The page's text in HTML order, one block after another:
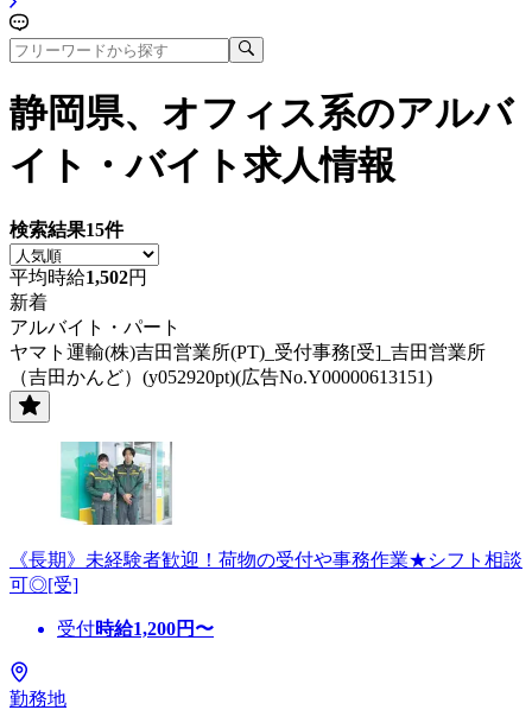
静岡県、オフィス系のアルバ
イト・バイト求人情報
検索結果15件
平均時給1,502円
新着
アルバイト・パート
ヤマト運輸(株)吉田営業所(PT)_受付事務[受]_吉田営業所
（吉田かんど）(y052920pt)(広告No.Y00000613151)
《長期》未経験者歓迎！荷物の受付や事務作業★シフト相談
可◎[受]
受付時給1,200円〜
勤務地